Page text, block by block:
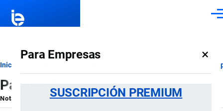
Para Empresas ×
SUSCRIPCIÓN PREMIUM
Ruta
de
navegación
Inicio
Partida 74.13
Nota ExplicativaporImportaciones …, 21 Julio, 2024